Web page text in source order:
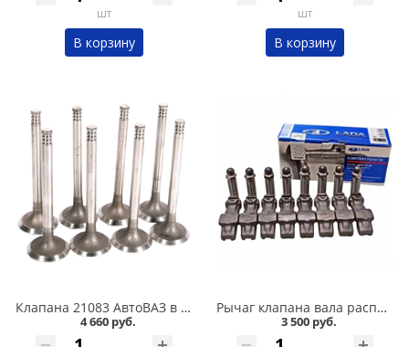
шт
В корзину
шт
В корзину
Клапана 21083 АвтоВАЗ в Омске
4 660 руб.
Рычаг клапана вала распределительного /рокера/ 2101 с болтом, нового образца АвтоВАЗ в Омске
3 500 руб.